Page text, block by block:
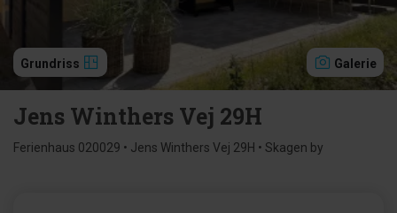
Grundriss Galerie
Jens Winthers Vej 29H
Ferienhaus 020029 • Jens Winthers Vej 29H • Skagen by